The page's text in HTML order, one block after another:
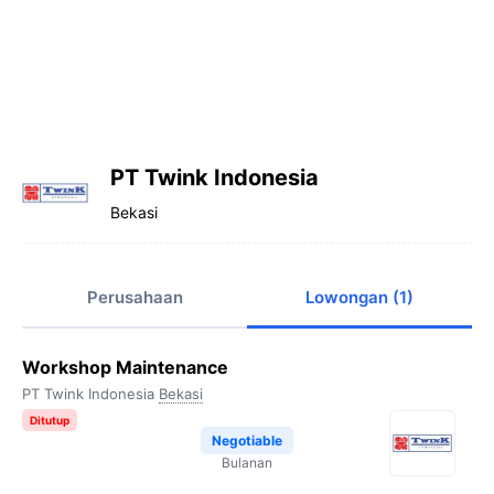
PT Twink Indonesia
Bekasi
Perusahaan Lowongan (1)
Workshop Maintenance
PT Twink Indonesia Bekasi
Ditutup
Negotiable
Bulanan